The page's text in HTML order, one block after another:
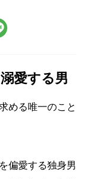
愛する男
める唯一のこと
偏愛する独身男